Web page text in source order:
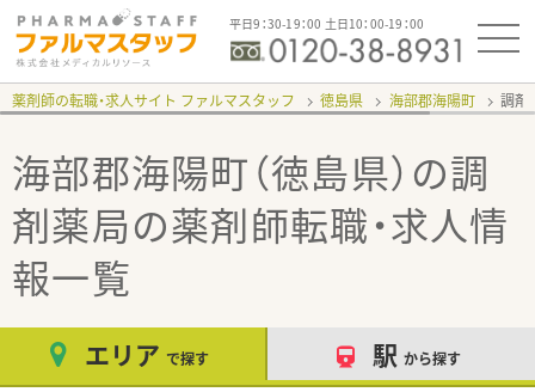
平日9：30-19：00 土日10：00-19：00
薬剤師の転職・求人サイト ファルマスタッフ 徳島県 海部郡海陽町 調剤
海部郡海陽町（徳島県）の調
剤薬局の薬剤師転職・求人情
報一覧
エリア で探す 駅 から探す